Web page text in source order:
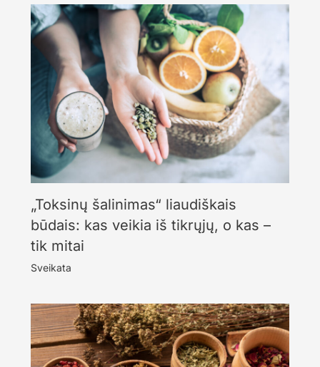
„Toksinų šalinimas“ liaudiškais
būdais: kas veikia iš tikrųjų, o kas –
tik mitai
Sveikata